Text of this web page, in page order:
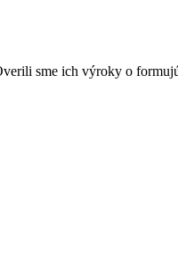
sme ich výroky o